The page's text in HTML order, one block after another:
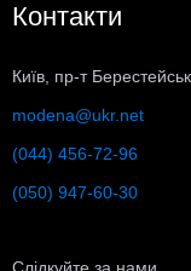
Контакти
Київ, пр-т
modena@ukr.net
(044) 456-72-96
(050) 947-60-30